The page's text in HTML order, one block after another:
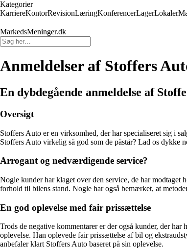
Kategorier
KarriereKontorRevisionLæringKonferencerLagerLokaler
MarkedsMeninger.dk
Anmeldelser af Stoffers
En dybdegående anmeldelse af
Oversigt
Stoffers Auto er en virksomhed, der har specialiseret sig i
Stoffers Auto virkelig så god som de påstår? Lad os dykke
Arrogant og nedværdigende service?
Nogle kunder har klaget over den service, de har
forhold til bilens stand. Nogle har også bemærket, at
En god oplevelse med fair prissættelse
Trods de negative kommentarer er der også kunder, der
oplevelse. Han oplevede fair prissættelse af bil og
anbefaler klart Stoffers Auto baseret på sin oplevelse.